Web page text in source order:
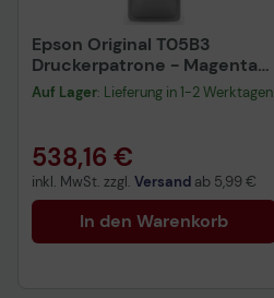
Epson Original T05B3
Druckerpatrone - Magenta
C13T05B34N
Auf Lager: Lieferung in 1-2 Werktagen
538,16 €
inkl. MwSt. zzgl. Versand ab 5,99 €
In den Warenkorb